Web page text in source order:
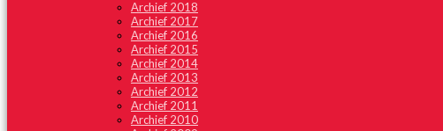
Archief 2018
Archief 2017
Archief 2016
Archief 2015
Archief 2014
Archief 2013
Archief 2012
Archief 2011
Archief 2010